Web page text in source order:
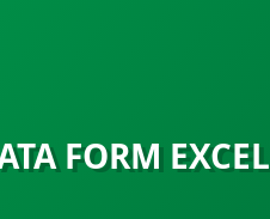
FORM EXCEL